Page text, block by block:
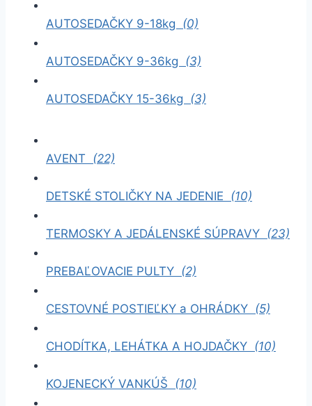
AUTOSEDAČKY 9-18kg (0)
AUTOSEDAČKY 9-36kg (3)
AUTOSEDAČKY 15-36kg (3)
AVENT (22)
DETSKÉ STOLIČKY NA JEDENIE (10)
TERMOSKY A JEDÁLENSKÉ SÚPRAVY (23)
PREBAĽOVACIE PULTY (2)
CESTOVNÉ POSTIEĽKY a OHRÁDKY (5)
CHODÍTKA, LEHÁTKA A HOJDAČKY (10)
KOJENECKÝ VANKÚŠ (10)